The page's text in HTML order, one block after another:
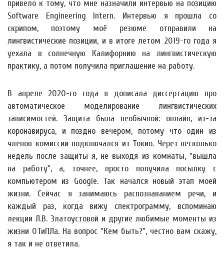
привело к тому, что мне назначили интервью на позицию
Software Engineering Intern. Интервью я прошла со
скрипом, поэтому моё резюме отправили на
лингвистические позиции, и в итоге летом 2019-го года я
уехала в солнечную Калифорнию на лингвистическую
практику, а потом получила приглашение на работу.
В апреле 2020-го года я дописала диссертацию про
автоматическое моделирование лингвистических
зависимостей. Защита была необычной: онлайн, из-за
коронавируса, и поздно вечером, потому что один из
членов комиссии подключался из Токио. Через несколько
недель после защиты я, не выходя из комнаты, "вышла
на работу", а, точнее, просто получила посылку с
компьютером из Google. Так начался новый этап моей
жизни. Сейчас я занимаюсь распознаванием речи, и
каждый раз, когда вижу спектрограмму, вспоминаю
лекции Л.В. Златоустовой и другие любимые моменты из
жизни ОТиПЛа. На вопрос "Кем быть?", честно вам скажу,
я так и не ответила.